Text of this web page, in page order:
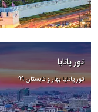
تور پاتایا
تور پاتایا بهار و تابستان ۹۹